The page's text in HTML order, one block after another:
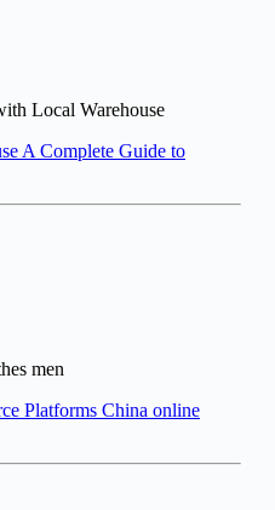
Local Warehouse
A Complete Guide to
men
Platforms China online